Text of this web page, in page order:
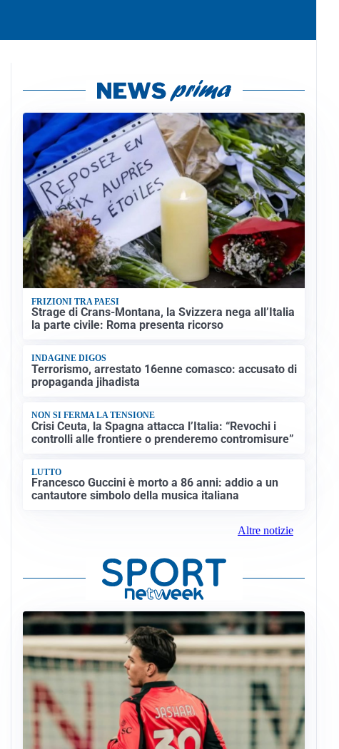
FRIZIONI TRA PAESI
Strage di Crans-Montana, la Svizzera nega all’Italia
la parte civile: Roma presenta ricorso
INDAGINE DIGOS
Terrorismo, arrestato 16enne comasco: accusato di
propaganda jihadista
NON SI FERMA LA TENSIONE
Crisi Ceuta, la Spagna attacca l’Italia: “Revochi i
controlli alle frontiere o prenderemo contromisure”
LUTTO
Francesco Guccini è morto a 86 anni: addio a un
cantautore simbolo della musica italiana
Altre notizie